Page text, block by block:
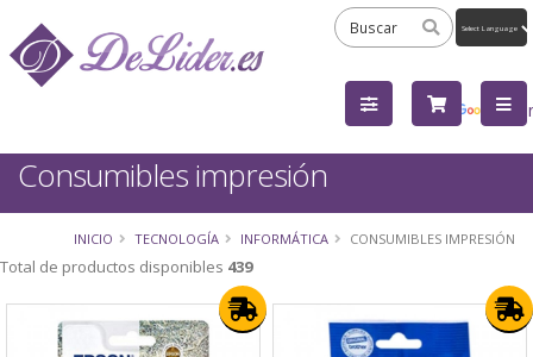
by
Consumibles impresión
INICIO TECNOLOGÍA INFORMÁTICA CONSUMIBLES IMPRESIÓN
Total de productos disponibles 439